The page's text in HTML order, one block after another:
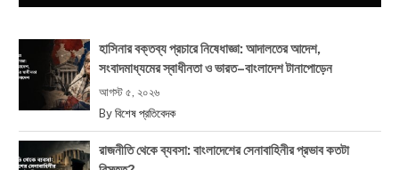
হাসিনার বক্তব্য প্রচারে নিষেধাজ্ঞা: আদালতের আদেশ,
সংবাদমাধ্যমের স্বাধীনতা ও ভারত–বাংলাদেশ টানাপোড়েন
আগস্ট ৫, ২০২৬
By বিশেষ প্রতিবেদক
রাজনীতি থেকে ব্যবসা: বাংলাদেশের সেনাবাহিনীর প্রভাব কতটা